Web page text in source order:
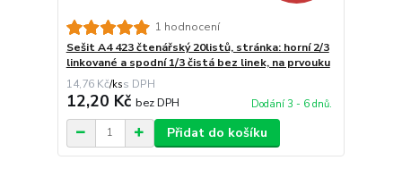
1 hodnocení
Sešit A4 423 čtenářský 20listů, stránka: horní 2/3
linkované a spodní 1/3 čistá bez linek, na prvouku
14,76 Kč/ks
12,20 Kč bez DPH Dodání 3 - 6 dnů.
Přidat do košíku